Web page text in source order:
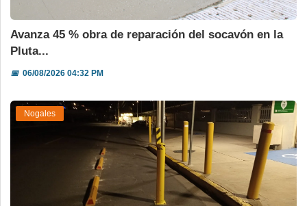
Avanza 45 % obra de reparación del socavón en la
Pluta...
📅06/08/2026 04:32 PM
Nogales